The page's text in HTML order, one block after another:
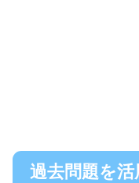
過去問題を